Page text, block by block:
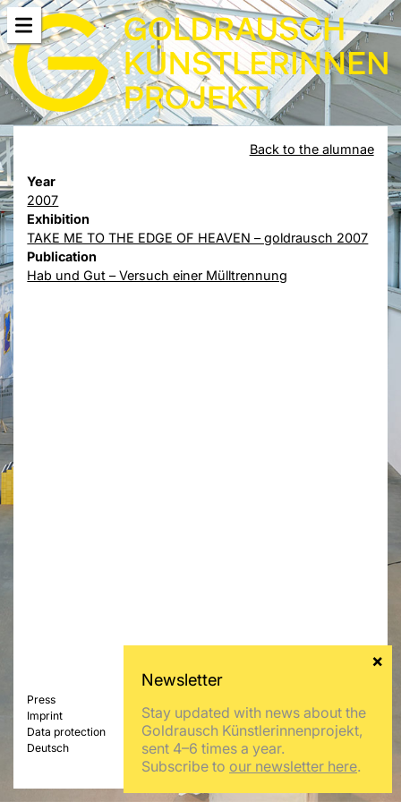
Back to the alumnae
Year
2007
Exhibition
TAKE ME TO THE EDGE OF HEAVEN – goldrausch 2007
Publication
Hab und Gut – Versuch einer Mülltrennung
Press
Imprint
Data protection
Deutsch
Stay updated with news about the
Goldrausch Künstlerinnenprojekt,
sent 4–6 times a year.
Subscribe to our newsletter here.